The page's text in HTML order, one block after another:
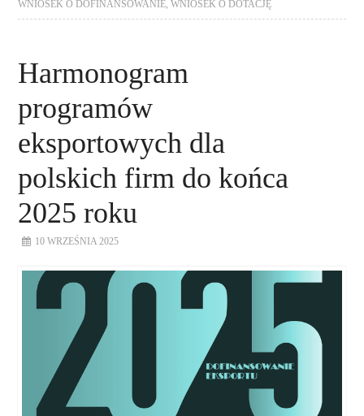
WNIOSEK O DOFINANSOWANIE WNIOSEK O DOTACJĘ
Harmonogram
programów
eksportowych dla
polskich firm do końca
2025 roku
10 WRZEŚNIA 2025